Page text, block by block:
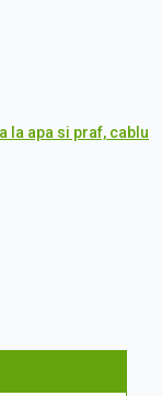
la apa si praf, cablu